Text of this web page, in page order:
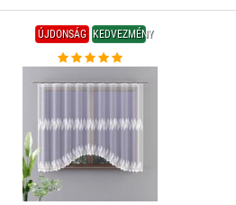
ÚJDONSÁG KEDVEZMÉNY